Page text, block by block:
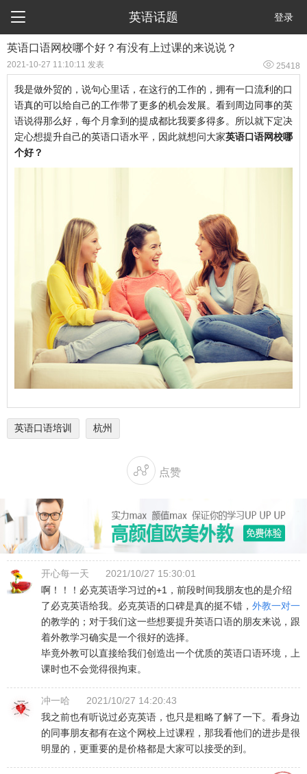
 英语话题 登录
英语口语网校哪个好？有没有上过课的来说说？
2021-10-27 11:10:11 发表  25418
我是做外贸的，说句心里话，在这行的工作的，拥有一口流利的口
语真的可以给自己的工作带了更多的机会发展。看到周边同事的英
语说得那么好，每个月拿到的提成都比我要多得多。所以就下定决
定心想提升自己的英语口语水平，因此就想问大家英语口语网校哪
个好？
英语口语培训 杭州
 点赞
开心每一天
2021/10/27 15:30:01
啊！！！必克英语学习过的+1，前段时间我朋友也的是介绍
了必克英语给我。必克英语的口碑是真的挺不错， 外教一对一
的教学的；对于我们这一些想要提升英语口语的朋友来说，跟
着外教学习确实是一个很好的选择。
毕竟外教可以直接给我们创造出一个优质的英语口语环境，上
课时也不会觉得很拘束。
冲一哈
2021/10/27 14:20:43
我之前也有听说过必克英语，也只是粗略了解了一下。看身边
的同事朋友都有在这个网校上过课程，那我看他们的进步是很
明显的，更重要的是价格都是大家可以接受的到。